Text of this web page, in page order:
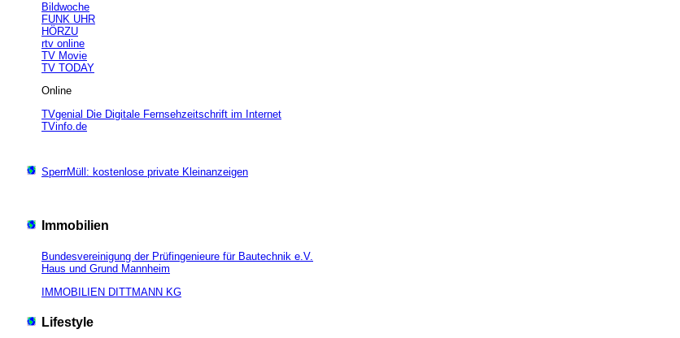
Bildwoche
FUNK UHR
HÖRZU
rtv online
TV Movie
TV TODAY
Online
TVgenial Die Digitale Fernsehzeitschrift im Internet
TVinfo.de
SperrMüll: kostenlose private Kleinanzeigen
Immobilien
Bundesvereinigung der Prüfingenieure für Bautechnik e.V.
Haus und Grund Mannheim
IMMOBILIEN DITTMANN KG
Lifestyle